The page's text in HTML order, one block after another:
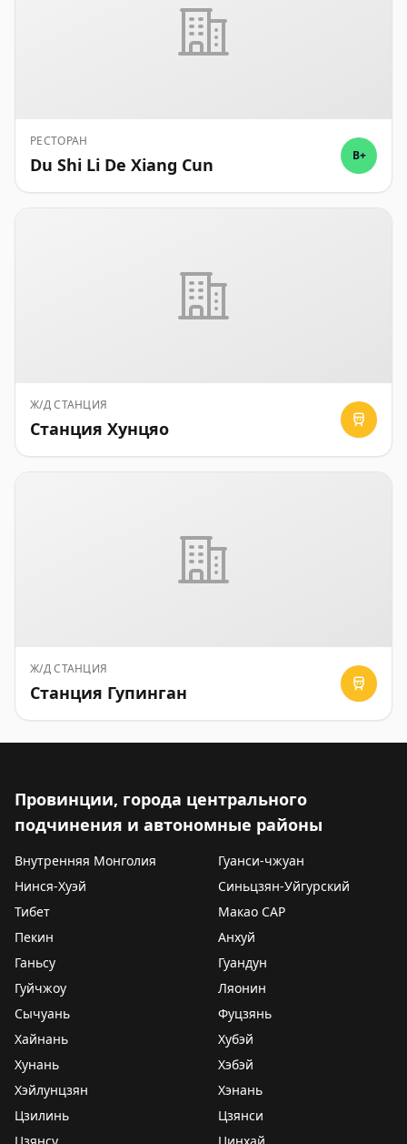
РЕСТОРАН
Du Shi Li De Xiang Cun B+
Ж/Д СТАНЦИЯ
Станция Хунцяо
Ж/Д СТАНЦИЯ
Станция Гупинган
Провинции, города центрального
подчинения и автономные районы
Внутренняя Монголия
Гуанси-чжуан
Нинся-Хуэй
Синьцзян-Уйгурский
Тибет
Макао САР
Пекин
Анхуй
Ганьсу
Гуандун
Гуйчжоу
Ляонин
Сычуань
Фуцзянь
Хайнань
Хубэй
Хунань
Хэбэй
Хэйлунцзян
Хэнань
Цзилинь
Цзянси